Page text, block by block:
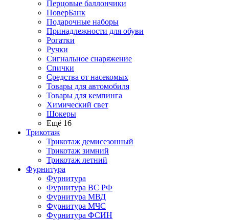
Перцовые баллончики
ПоверБанк
Подарочные наборы
Принадлежности для обуви
Рогатки
Ручки
Сигнальное снаряжение
Спички
Средства от насекомых
Товары для автомобиля
Товары для кемпинга
Химический свет
Шокеры
Ещё 16
Трикотаж
Трикотаж демисезонный
Трикотаж зимний
Трикотаж летний
Фурнитура
Фурнитура
Фурнитура ВС РФ
Фурнитура МВД
Фурнитура МЧС
Фурнитура ФСИН